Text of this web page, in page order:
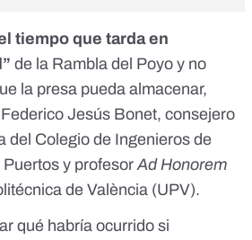
tiempo que tarda en
de la Rambla del Poyo y no
la presa pueda almacenar,
Federico Jesús Bonet, consejero
del Colegio de Ingenieros de
y profesor Ad Honorem
de València (UPV).
qué habría ocurrido si